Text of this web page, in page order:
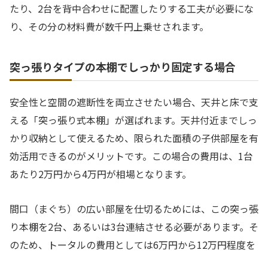
たり、2台を背中合わせに配置したりする工夫が必要にな
り、その分の材料費が数千円上乗せされます。
突っ張りタイプの本棚でしっかり固定する場合
安全性と空間の遮断性を両立させたい場合、天井と床で支
える「突っ張り式本棚」が選ばれます。天井付近までしっ
かり収納として使えるため、限られた面積の子供部屋を有
効活用できるのがメリットです。この場合の費用は、1台
あたり2万円から4万円が相場となります。
間口（まぐち）の広い部屋を仕切るためには、この突っ張
り本棚を2台、あるいは3台連結させる必要があります。そ
のため、トータルの費用としては6万円から12万円程度を